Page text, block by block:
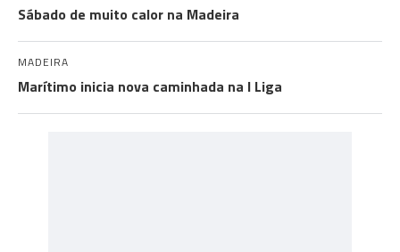
Sábado de muito calor na Madeira
MADEIRA
Marítimo inicia nova caminhada na I Liga